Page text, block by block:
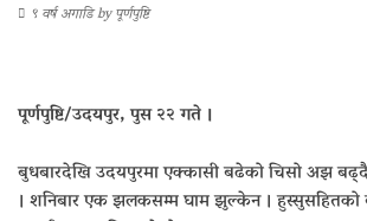
९ वर्ष अगाडिbyपूर्णपुष्टि
पूर्णपुष्टि/उदयपुर, पुस २२ गते ।
बुधबारदेखि उदयपुरमा एक्कासी बढेको चिसो अझ
। शनिबार एक झलकसम्म घाम झुल्केन । हुस्सुसहितको